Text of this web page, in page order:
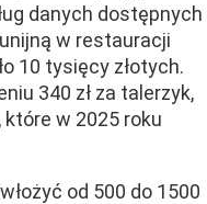
danych dostępnych
w restauracji
10 tysięcy złotych.
340 zł za talerzyk,
w 2025 roku
od 500 do 1500